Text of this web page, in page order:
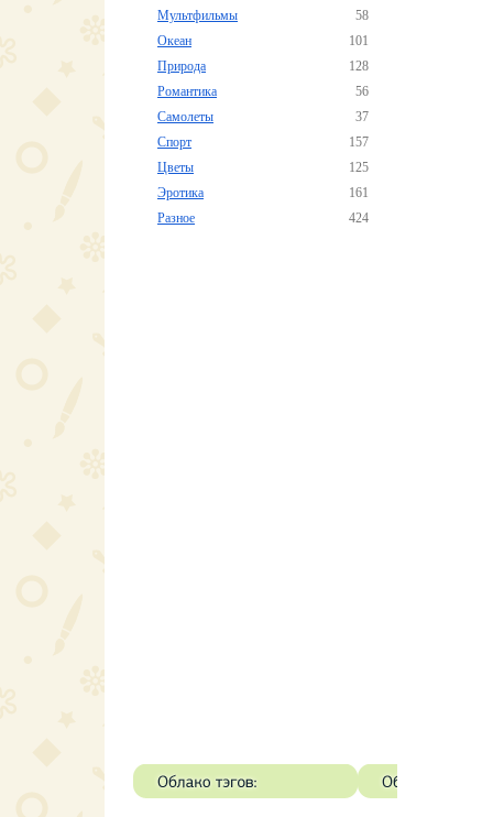
Мультфильмы
58
Океан
101
Природа
128
Романтика
56
Самолеты
37
Спорт
157
Цветы
125
Эротика
161
Разное
424